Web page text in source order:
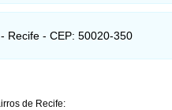
Recife - CEP: 50020-350
de Recife: